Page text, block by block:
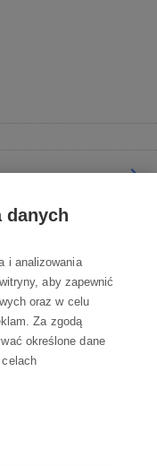
danych
i analizowania
aby zapewnić
oraz w celu
Za zgodą
określone dane